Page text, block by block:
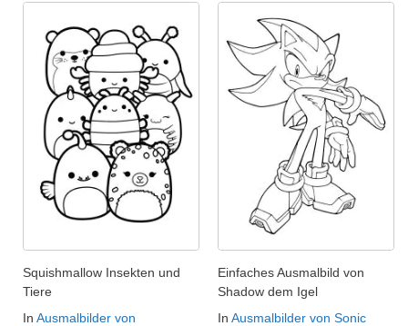
Squishmallow Insekten und
Tiere
In Ausmalbilder von
Einfaches Ausmalbild von
Shadow dem Igel
In Ausmalbilder von Sonic